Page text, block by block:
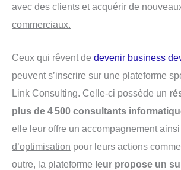
avec des clients etacquérir de
commerciaux.
Ceux qui rêvent de devenir business
peuvent s’inscrire sur une plateforme
Link Consulting. Celle-ci possède un
plus de 4 500 consultants
elle leur offre un accompagnementainsi
d’optimisation pour leurs actions
outre, la plateforme leur propose un